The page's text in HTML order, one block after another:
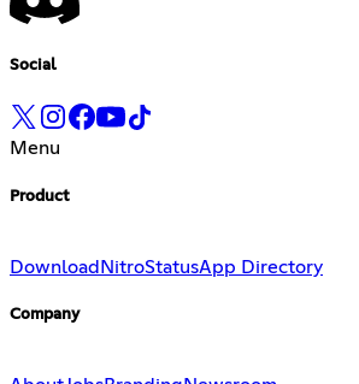
Social
Menu
Product
Download NitroStatusApp Directory
Company